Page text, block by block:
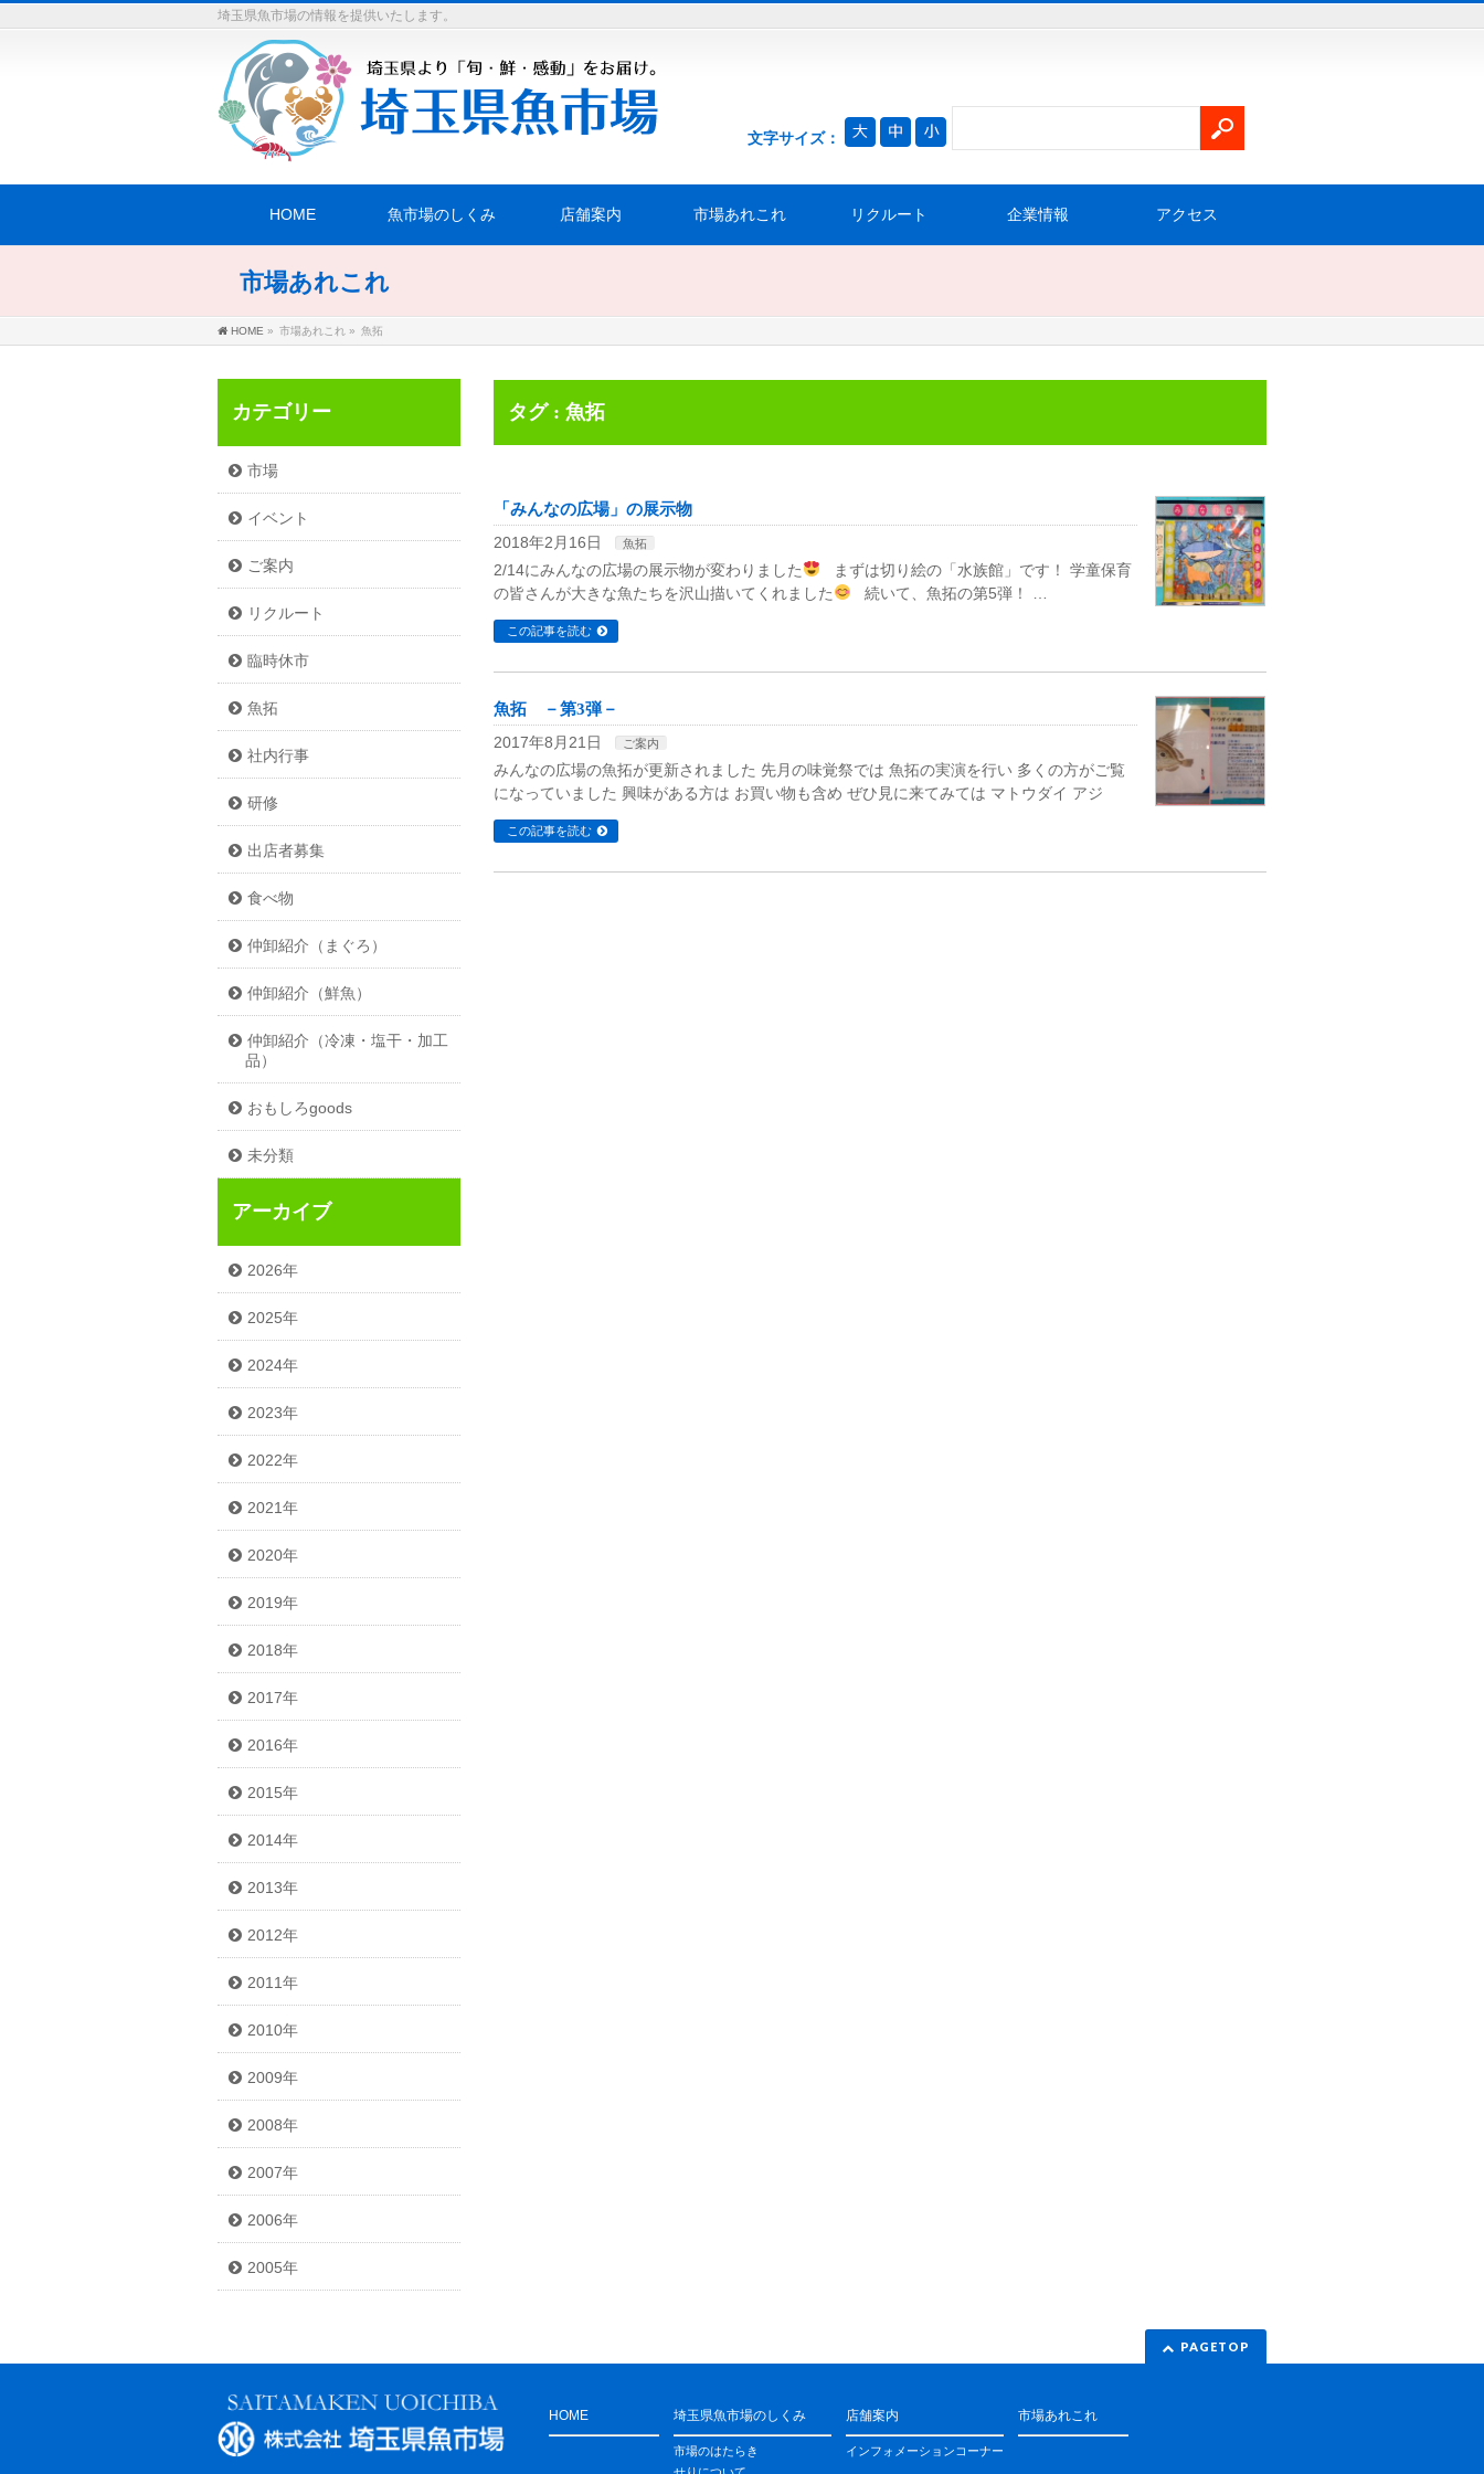
埼玉県魚市場の情報を提供いたします。
文字サイズ：
HOME 魚市場のしくみ 店舗案内 市場あれこれ リクルート 企業情報 アクセス
市場あれこれ
HOME » 市場あれこれ » 魚拓
タグ : 魚拓
「みんなの広場」の展示物
2018年2月16日
魚拓
2/14にみんなの広場の展示物が変わりました
まずは切り絵の「水族館」です！ 学童保育
の皆さんが大きな魚たちを沢山描いてくれました
続いて、魚拓の第5弾！ …
この記事を読む
魚拓 －第3弾－
2017年8月21日
ご案内
みんなの広場の魚拓が更新されました 先月の味覚祭では 魚拓の実演を行い 多くの方がご覧
になっていました 興味がある方は お買い物も含め ぜひ見に来てみては マトウダイ アジ
この記事を読む
カテゴリー
市場
イベント
ご案内
リクルート
臨時休市
魚拓
社内行事
研修
出店者募集
食べ物
仲卸紹介（まぐろ）
仲卸紹介（鮮魚）
仲卸紹介（冷凍・塩干・加工
品）
おもしろgoods
未分類
アーカイブ
2026年
2025年
2024年
2023年
2022年
2021年
2020年
2019年
2018年
2017年
2016年
2015年
2014年
2013年
2012年
2011年
2010年
2009年
2008年
2007年
2006年
2005年
PAGETOP
HOME 埼玉県魚市場のしくみ
市場のはたらき
店舗案内
インフォメーションコーナー
市場あれこれ